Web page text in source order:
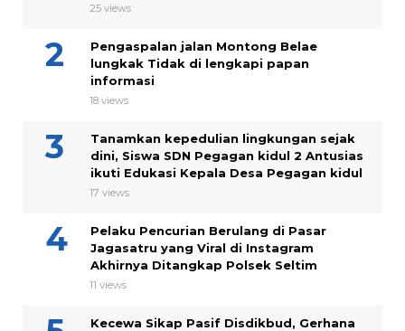
25 views
Pengaspalan jalan Montong Belae
lungkak Tidak di lengkapi papan
informasi
18 views
Tanamkan kepedulian lingkungan sejak
dini, Siswa SDN Pegagan kidul 2 Antusias
ikuti Edukasi Kepala Desa Pegagan kidul
17 views
Pelaku Pencurian Berulang di Pasar
Jagasatru yang Viral di Instagram
Akhirnya Ditangkap Polsek Seltim
11 views
Kecewa Sikap Pasif Disdikbud, Gerhana